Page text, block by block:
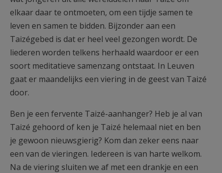
elkaar daar te ontmoeten, om een tijdje samen te
leven en samen te bidden. Bijzonder aan een
Taizégebed is dat er heel veel gezongen wordt. De
liederen worden telkens herhaald waardoor er een
soort meditatieve samenzang ontstaat. In Leuven
gaat er maandelijks een viering in de geest van Taizé
door.
Ben je een fervente Taizé-aanhanger? Heb je al van
Taizé gehoord of ken je Taizé helemaal niet en ben
je gewoon nieuwsgierig? Kom dan zeker eens naar
een van de vieringen. Iedereen is van harte welkom.
Na de viering sluiten we af met een drankje en een